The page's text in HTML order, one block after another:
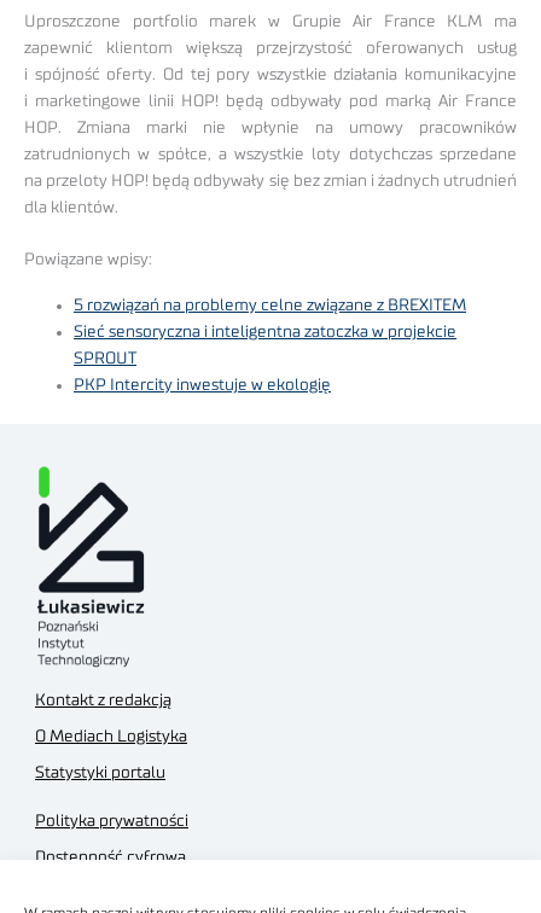
Uproszczone portfolio marek w Grupie Air France KLM ma
zapewnić klientom większą przejrzystość oferowanych usług
i spójność oferty. Od tej pory wszystkie działania komunikacyjne
i marketingowe linii HOP! będą odbywały pod marką Air France
HOP. Zmiana marki nie wpłynie na umowy pracowników
zatrudnionych w spółce, a wszystkie loty dotychczas sprzedane
na przeloty HOP! będą odbywały się bez zmian i żadnych utrudnień
dla klientów.
Powiązane wpisy:
5 rozwiązań na problemy celne związane z BREXITEM
Sieć sensoryczna i inteligentna zatoczka w projekcie
SPROUT
PKP Intercity inwestuje w ekologię
Kontakt z redakcją
O Mediach Logistyka
Statystyki portalu
Polityka prywatności
Dostępność cyfrowa